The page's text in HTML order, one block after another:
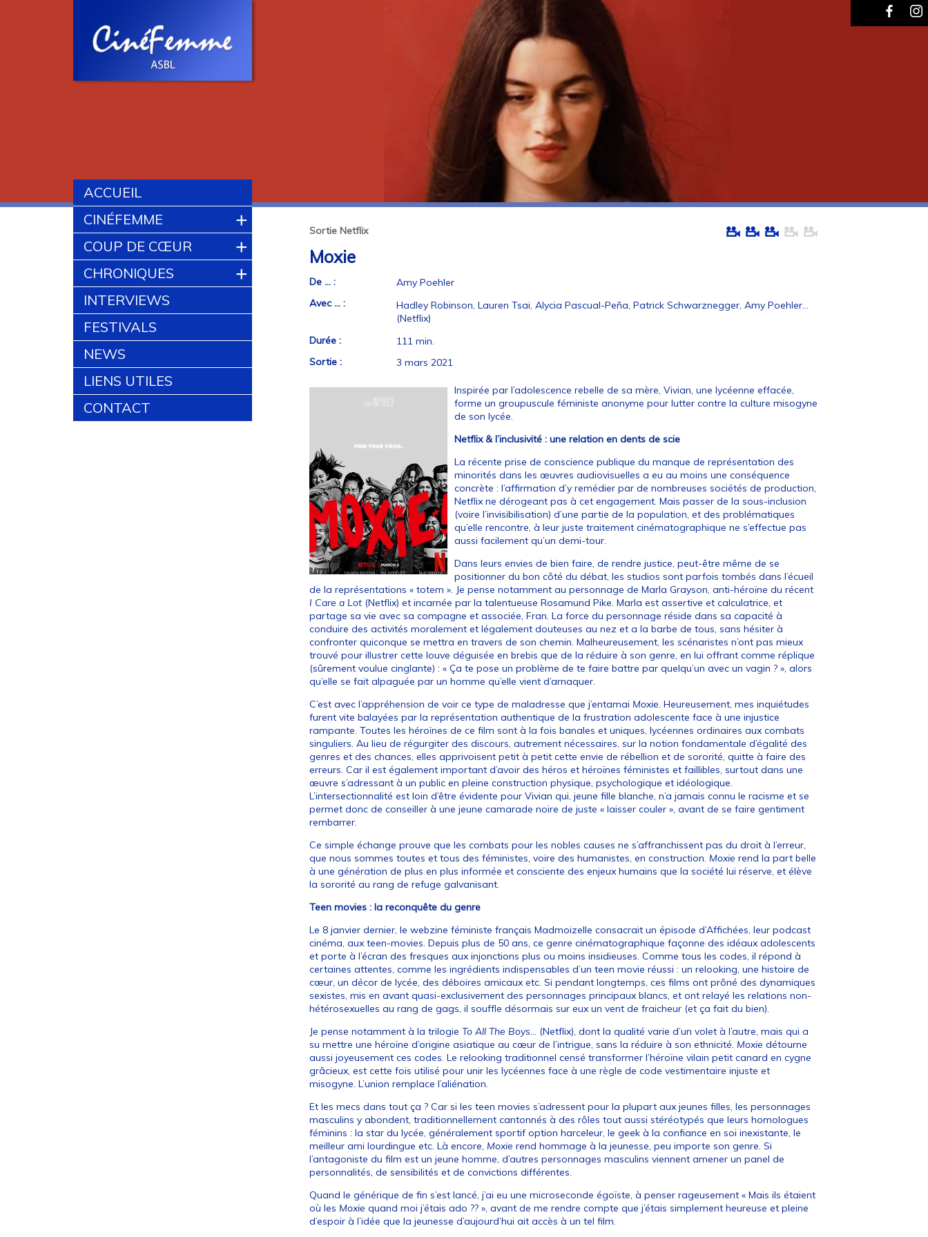
ACCUEIL
CINÉFEMME
+
COUP DE CŒUR +
CHRONIQUES +
INTERVIEWS
FESTIVALS
NEWS
LIENS UTILES
CONTACT
Sortie Netflix
Moxie
De ... :
Amy Poehler
Avec ... :
Hadley Robinson, Lauren Tsai, Alycia Pascual-Peña, Patrick Schwarznegger, Amy Poehler…
(Netflix)
Durée :
111 min.
Sortie :
3 mars 2021
Inspirée par l’adolescence rebelle de sa mère, Vivian, une lycéenne effacée,
forme un groupuscule féministe anonyme pour lutter contre la culture misogyne
de son lycée.
Netflix & l’inclusivité : une relation en dents de scie
La récente prise de conscience publique du manque de représentation des
minorités dans les œuvres audiovisuelles a eu au moins une conséquence
concrète : l’affirmation d’y remédier par de nombreuses sociétés de production,
Netflix ne dérogeant pas à cet engagement. Mais passer de la sous-inclusion
(voire l’invisibilisation) d’une partie de la population, et des problématiques
qu’elle rencontre, à leur juste traitement cinématographique ne s’effectue pas
aussi facilement qu’un demi-tour.
Dans leurs envies de bien faire, de rendre justice, peut-être même de se
positionner du bon côté du débat, les studios sont parfois tombés dans l’écueil
de la représentations « totem ». Je pense notamment au personnage de Marla Grayson, anti-héroïne du récent
I Care a Lot (Netflix) et incarnée par la talentueuse Rosamund Pike. Marla est assertive et calculatrice, et
partage sa vie avec sa compagne et associée, Fran. La force du personnage réside dans sa capacité à
conduire des activités moralement et légalement douteuses au nez et a la barbe de tous, sans hésiter à
confronter quiconque se mettra en travers de son chemin. Malheureusement, les scénaristes n’ont pas mieux
trouvé pour illustrer cette louve déguisée en brebis que de la réduire à son genre, en lui offrant comme réplique
(sûrement voulue cinglante) : « Ça te pose un problème de te faire battre par quelqu’un avec un vagin ? », alors
qu’elle se fait alpaguée par un homme qu’elle vient d’arnaquer.
C’est avec l’appréhension de voir ce type de maladresse que j’entamai Moxie. Heureusement, mes inquiétudes
furent vite balayées par la représentation authentique de la frustration adolescente face à une injustice
rampante. Toutes les héroïnes de ce film sont à la fois banales et uniques, lycéennes ordinaires aux combats
singuliers. Au lieu de régurgiter des discours, autrement nécessaires, sur la notion fondamentale d’égalité des
genres et des chances, elles apprivoisent petit à petit cette envie de rébellion et de sororité, quitte à faire des
erreurs. Car il est également important d’avoir des héros et héroïnes féministes et faillibles, surtout dans une
œuvre s’adressant à un public en pleine construction physique, psychologique et idéologique.
L’intersectionnalité est loin d’être évidente pour Vivian qui, jeune fille blanche, n’a jamais connu le racisme et se
permet donc de conseiller à une jeune camarade noire de juste « laisser couler », avant de se faire gentiment
rembarrer.
Ce simple échange prouve que les combats pour les nobles causes ne s’affranchissent pas du droit à l’erreur,
que nous sommes toutes et tous des féministes, voire des humanistes, en construction. Moxie rend la part belle
à une génération de plus en plus informée et consciente des enjeux humains que la société lui réserve, et élève
la sororité au rang de refuge galvanisant.
Teen movies : la reconquête du genre
Le 8 janvier dernier, le webzine féministe français Madmoizelle consacraitun épisode d’Affichées, leur podcast
cinéma, aux teen-movies. Depuis plus de 50 ans, ce genre cinématographique façonne des idéaux adolescents
et porte à l’écran des fresques aux injonctions plus ou moins insidieuses. Comme tous les codes, il répond à
certaines attentes, comme les ingrédients indispensables d’un teen movie réussi : un relooking, une histoire de
cœur, un décor de lycée, des déboires amicaux etc. Si pendant longtemps, ces films ont prôné des dynamiques
sexistes, mis en avant quasi-exclusivement des personnages principaux blancs, et ont relayé les relations non-
hétérosexuelles au rang de gags, il souffle désormais sur eux un vent de fraicheur (et ça fait du bien).
Je pense notamment à la trilogieTo All The Boys… (Netflix), dont la qualité varie d’un volet à l’autre, mais qui a
su mettre une héroïne d’origine asiatique au cœur de l’intrigue, sans la réduire à son ethnicité. Moxie détourne
aussi joyeusement ces codes. Le relooking traditionnel censé transformer l’héroïne vilain petit canard en cygne
grâcieux, est cette fois utilisé pour unir les lycéennes face à une règle de code vestimentaire injuste et
misogyne. L’union remplace l’aliénation.
Et les mecs dans tout ça ? Car si les teen movies s’adressent pour la plupart aux jeunes filles, les personnages
masculins y abondent, traditionnellement cantonnés à des rôles tout aussi stéréotypés que leurs homologues
féminins : la star du lycée, généralement sportif option harceleur, le geek à la confiance en soi inexistante, le
meilleur ami lourdingue etc. Là encore, Moxie rend hommage à la jeunesse, peu importe son genre. Si
l’antagoniste du film est un jeune homme, d’autres personnages masculins viennent amener un panel de
personnalités, de sensibilités et de convictions différentes.
Quand le générique de fin s’est lancé, j’ai eu une microseconde égoïste, à penser rageusement « Mais ils étaient
où les Moxie quand moi j’étais ado ?? », avant de me rendre compte que j’étais simplement heureuse et pleine
d’espoir à l’idée que la jeunesse d’aujourd’hui ait accès à un tel film.